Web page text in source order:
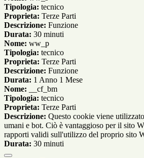
Tipologia: tecnico
Proprieta: Terze Parti
Descrizione: Funzione
Durata: 30 minuti
Nome: ww_p
Tipologia: tecnico
Proprieta: Terze Parti
Descrizione: Funzione
Durata: 1 Anno 1 Mese
Nome: __cf_bm
Tipologia: tecnico
Proprieta: Terze Parti
Descrizione: Questo cookie viene
umani e bot. Ciò è vantaggioso per il sito
rapporti validi sull'utilizzo del proprio sito
Durata: 30 minuti